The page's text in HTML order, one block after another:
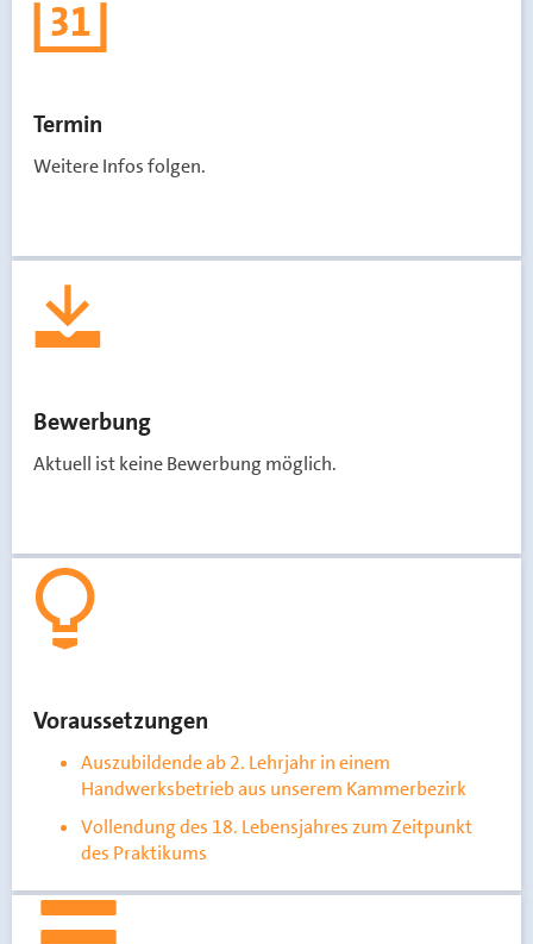
Termin
Weitere Infos folgen.
Bewerbung
Aktuell ist keine Bewerbung möglich.
Voraussetzungen
Auszubildende ab 2. Lehrjahr in einem
Handwerksbetrieb aus unserem Kammerbezirk
Vollendung des 18. Lebensjahres zum Zeitpunkt
des Praktikums